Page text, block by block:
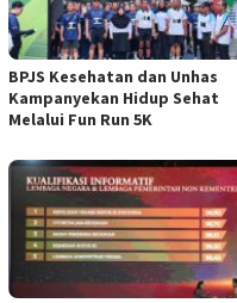
BPJS Kesehatan dan Unhas
Kampanyekan Hidup Sehat
Melalui Fun Run 5K